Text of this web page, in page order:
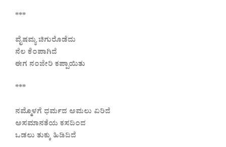
***
ವೈಷಮ್ಯ ಚಿಗುರೊಡೆದು
ನೆಲ ಕೆಂಪಾಗಿದೆ
ಈಗ ನಂಜೇರಿ ಕಪ್ಪಾಯಿತು
***
ನಮ್ಮೊಳಗೆ ಧರ್ಮದ ಅಮಲು ಏರಿದೆ
ಅಸಮಾನತೆಯ ಕಸದಿಂದ
ಒಡಲು ತುಕ್ಕು ಹಿಡಿದಿದೆ